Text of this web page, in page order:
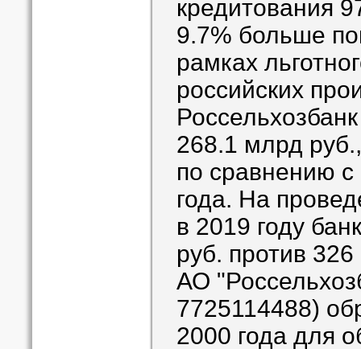
кредитования
9.7% больше
рамках
российских
268.1 млрд
по сравнению с
года. На
в 2019 году
руб. против
АО
7725114488)
2000 года для